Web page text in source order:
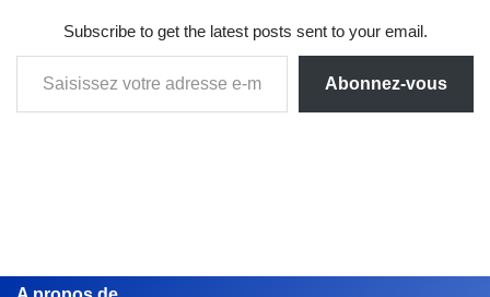
Subscribe to get the latest posts sent to your email.
Abonnez-vous